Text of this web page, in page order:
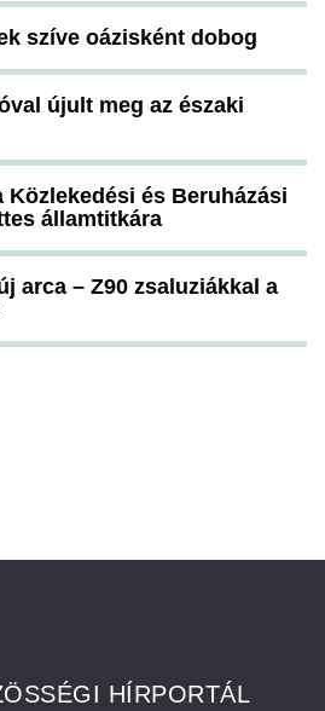
szíve oázisként dobog
újult meg az északi
Közlekedési és Beruházási
államtitkára
arca – Z90 zsaluziákkal a
HÍRPORTÁL